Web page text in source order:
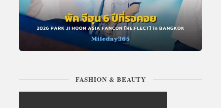
FASHION & BEAUTY